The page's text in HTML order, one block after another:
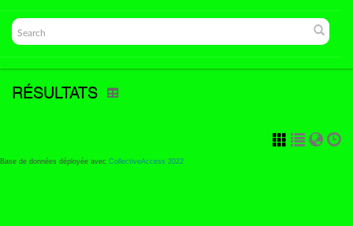
RÉSULTATS
Base de données déployée avec CollectiveAccess 2022